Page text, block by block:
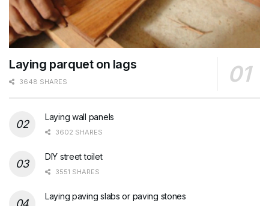
Laying parquet on lags
3648 SHARES
Laying wall panels
3602 SHARES
DIY street toilet
3551 SHARES
Laying paving slabs or paving stones